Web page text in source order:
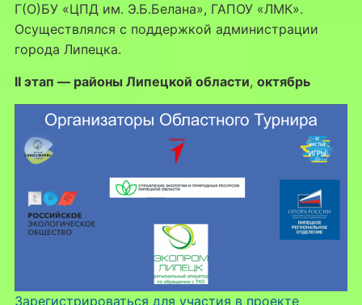
Г(О)БУ «ЦПД им. Э.Б.Белана», ГАПОУ «ЛМК».
Осуществлялся с поддержкой администрации
города Липецка.
II этап — районы Липецкой области, октябрь
Зарегистрироваться для участия в проекте